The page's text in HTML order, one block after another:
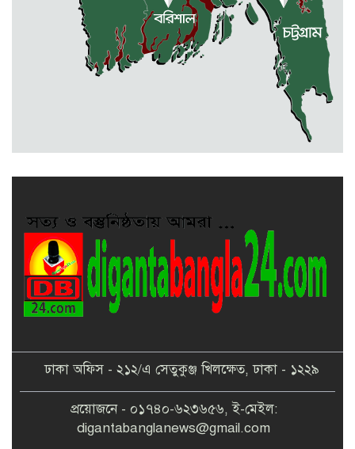
একাদশে ভর্তি নিয়ে এলো সিদ্ধান্ত
জুলাই-আগষ্ট আন্দোলনে শহীদদের
স্মরণে : স্পীকারের বৃক্ষরোপণ কর্মসূচি
ঢাকা অফিস - ২১২/এ সেতুকুঞ্জ খিলক্ষেত, ঢাকা - ১২২৯
প্রয়োজনে - ০১৭৪০-৬২৩৬৫৬, ই-মেইল:
digantabanglanews@gmail.com